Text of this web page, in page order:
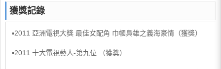
獲獎記錄
▪2011 亞洲電視大獎 最佳女配角 巾幗梟雄之義海豪情（獲獎）
▪2011 十大電視藝人-第九位 （獲獎）